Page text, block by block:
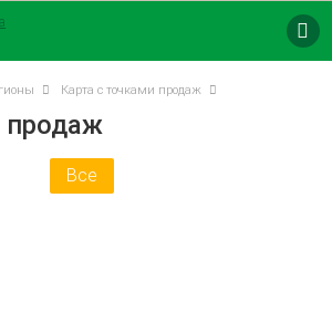
8 (800) 250-73-
Карта с точками продаж
продаж
Все